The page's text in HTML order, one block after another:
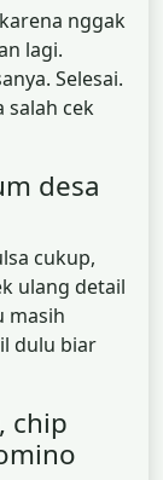
nggak
lagi.
Selesai.
salah cek
desa
cukup,
ulang detail
masih
dulu biar
chip